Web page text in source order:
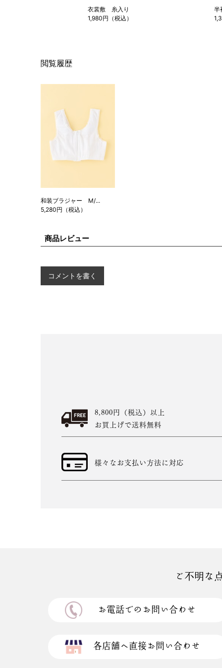
衣裳敷 糸入り
1,980円（税込）
半
閲覧履歴
和装ブラジャー M/...
5,280円（税込）
商品レビュー
コメントを書く
8,800円（税込）以上
お買上げで送料無料
様々なお支払い方法に対応
ご不明な
お電話でのお問い合わせ
各店舗へ直接お問い合わせ